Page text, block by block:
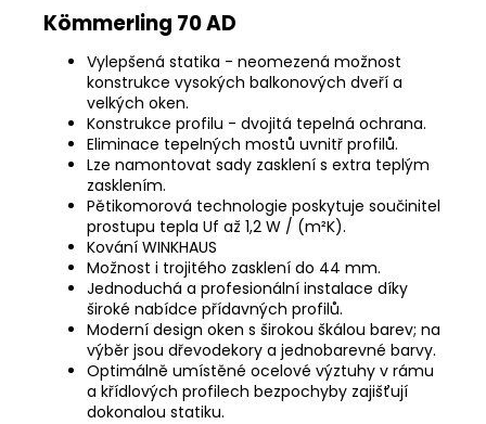
Kömmerling 70 AD
Vylepšená statika - neomezená možnost
konstrukce vysokých balkonových dveří a
velkých oken.
Konstrukce profilu - dvojitá tepelná ochrana.
Eliminace tepelných mostů uvnitř profilů.
Lze namontovat sady zasklení s extra teplým
zasklením.
Pětikomorová technologie poskytuje součinitel
prostupu tepla Uf až 1,2 W / (m²K).
Kování WINKHAUS
Možnost i trojitého zasklení do 44 mm.
Jednoduchá a profesionální instalace díky
široké nabídce přídavných profilů.
Moderní design oken s širokou škálou barev; na
výběr jsou dřevodekory a jednobarevné barvy.
Optimálně umístěné ocelové výztuhy v rámu
a křídlových profilech bezpochyby zajišťují
dokonalou statiku.